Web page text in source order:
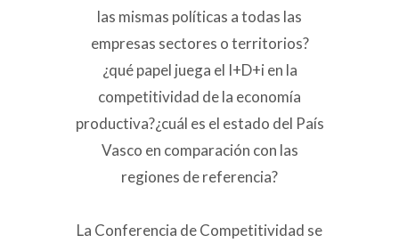
las mismas políticas a todas las
empresas sectores o territorios?
¿qué papel juega el I+D+i en la
competitividad de la economía
productiva?¿cuál es el estado del País
Vasco en comparación con las
regiones de referencia?
La Conferencia de Competitividad se